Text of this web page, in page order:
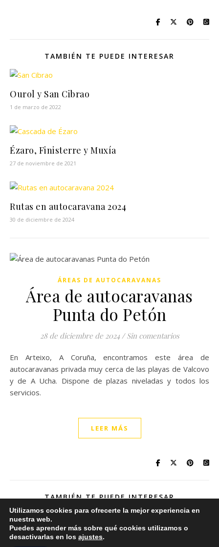
TAMBIÉN TE PUEDE INTERESAR
Ourol y San Cibrao
1 de marzo de 2022
Ézaro, Finisterre y Muxía
27 de noviembre de 2021
Rutas en autocaravana 2024
30 de diciembre de 2024
ÁREAS DE AUTOCARAVANAS
Área de autocaravanas
Punta do Petón
28 de diciembre de 2024 / Sin comentarios
En Arteixo, A Coruña, encontramos este área de
autocaravanas privada muy cerca de las playas de Valcovo
y de A Ucha. Dispone de plazas niveladas y todos los
servicios.
LEER MÁS
TAMBIÉN TE PUEDE INTERESAR
Área de autocaravanas de Guitiriz (Lugo):
Utilizamos cookies para ofrecerte la mejor experiencia en
nuestra web.
Puedes aprender más sobre qué cookies utilizamos o
desactivarlas en los ajustes.